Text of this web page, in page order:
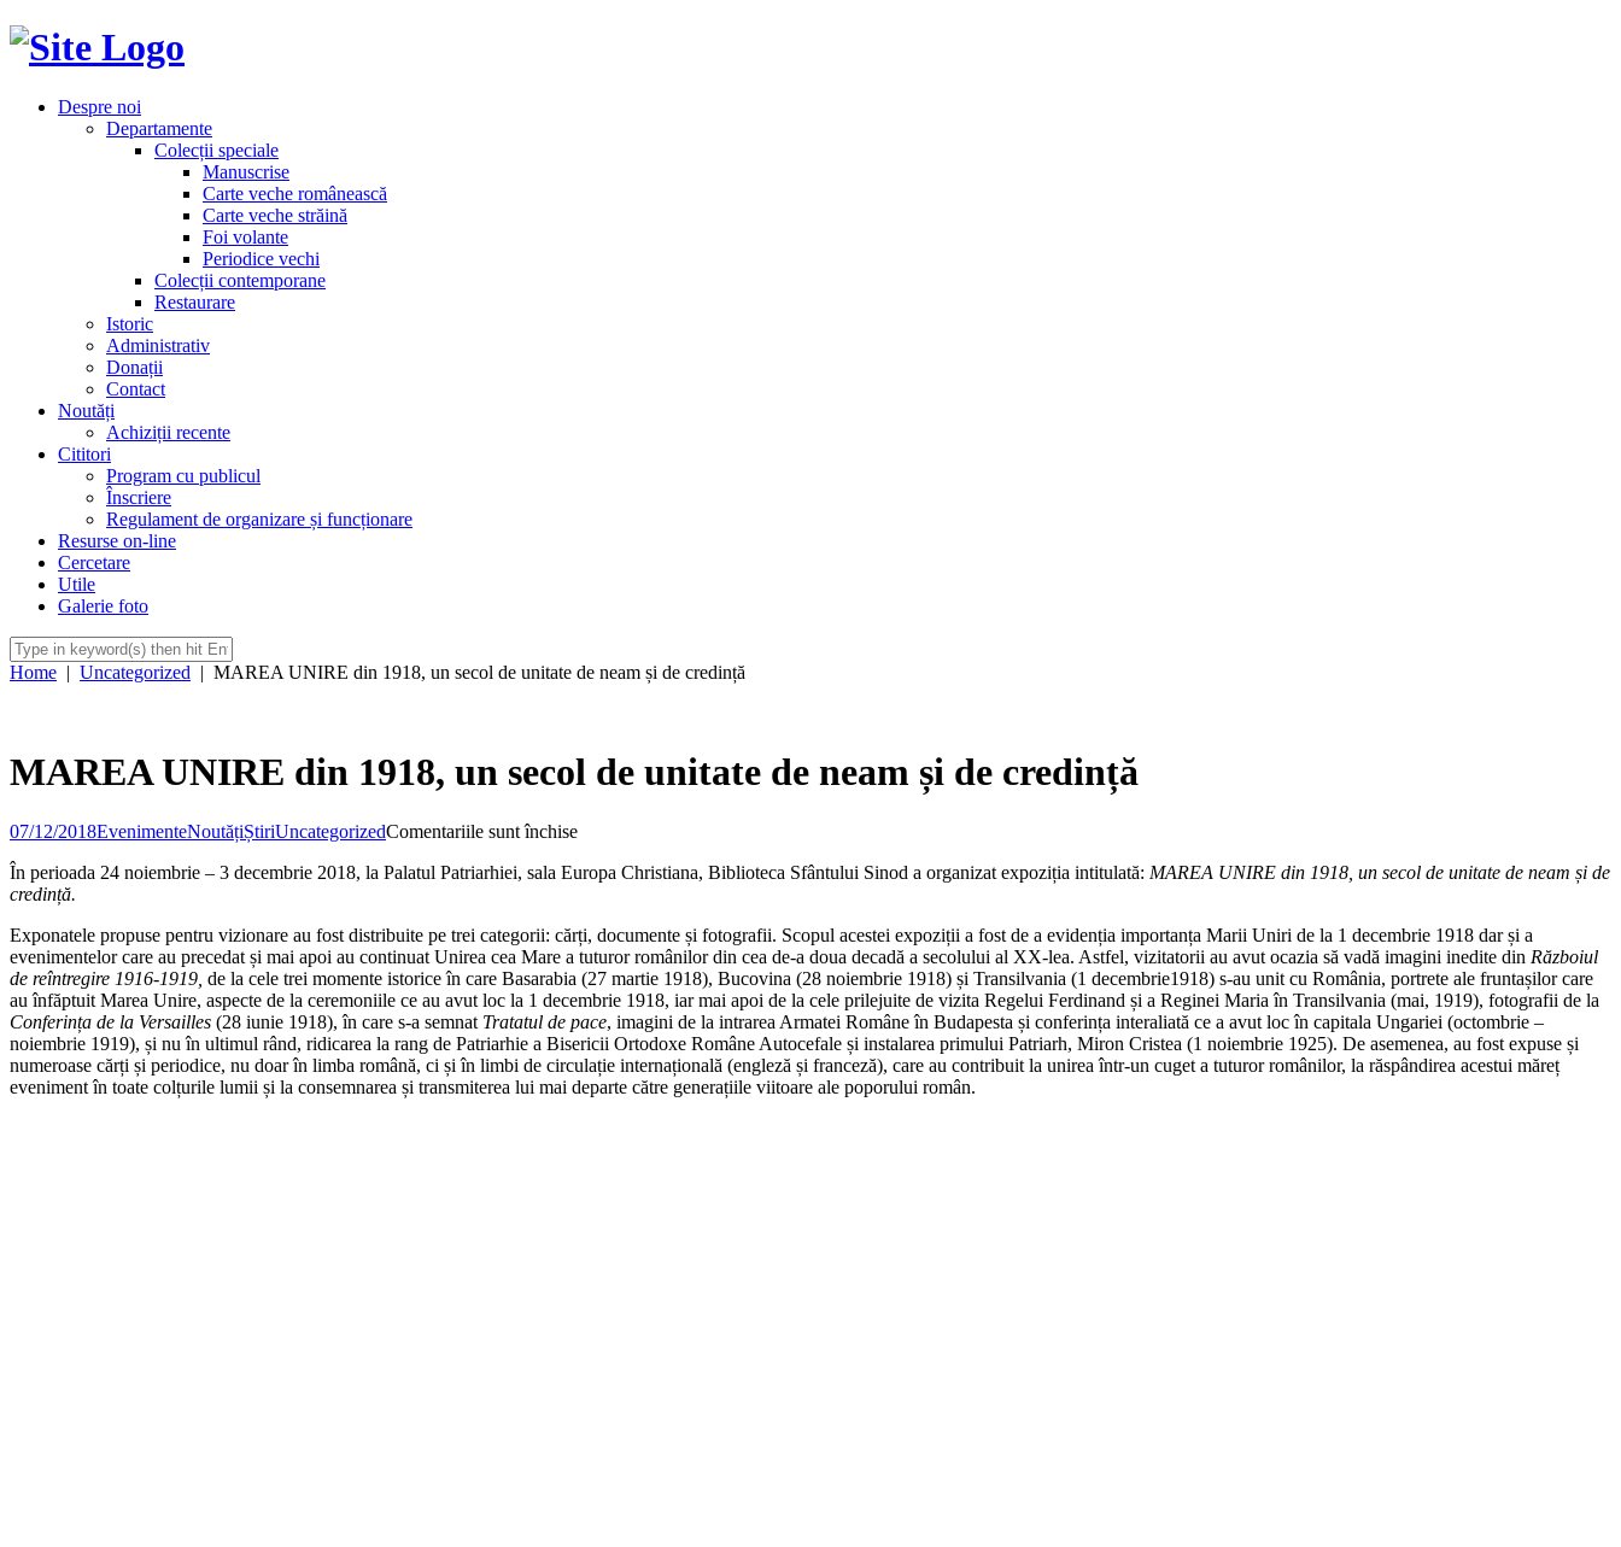
Despre noi
Departamente
Colecții speciale
Manuscrise
Carte veche românească
Carte veche străină
Foi volante
Periodice vechi
Colecții contemporane
Restaurare
Istoric
Administrativ
Donații
Contact
Noutăți
Achiziții recente
Cititori
Program cu publicul
Înscriere
Regulament de organizare și funcționare
Resurse on-line
Cercetare
Utile
Galerie foto
Home | Uncategorized | MAREA UNIRE din 1918, un secol de unitate de neam și de credință
MAREA UNIRE din 1918, un secol de unitate de neam și de credință
07/12/2018EvenimenteNoutățiȘtiriUncategorizedComentariile sunt închisepentru
UNIRE
un
secol
de
unitate
de
neam
și
de
În perioada 24 noiembrie – 3 decembrie 2018, la Palatul Patriarhiei, sala Europa Christiana, Biblioteca Sfântului Sinod a organizat expoziția intitulată: MAREA UNIRE din 1918, un secol de unitate de neam și de
credință.
Exponatele propuse pentru vizionare au fost distribuite pe trei categorii: cărți, documente și fotografii. Scopul acestei expoziții a fost de a evidenția importanța Marii Uniri de la 1 decembrie 1918 dar și a
evenimentelor care au precedat și mai apoi au continuat Unirea cea Mare a tuturor românilor din cea de-a doua decadă a secolului al XX-lea. Astfel, vizitatorii au avut ocazia să vadă imagini inedite din Războiul
de reîntregire 1916-1919, de la cele trei momente istorice în care Basarabia (27 martie 1918), Bucovina (28 noiembrie 1918) și Transilvania (1 decembrie1918) s-au unit cu România, portrete ale fruntașilor care
au înfăptuit Marea Unire, aspecte de la ceremoniile ce au avut loc la 1 decembrie 1918, iar mai apoi de la cele prilejuite de vizita Regelui Ferdinand și a Reginei Maria în Transilvania (mai, 1919), fotografii de la
Conferința de la Versailles (28 iunie 1918), în care s-a semnat Tratatul de pace, imagini de la intrarea Armatei Române în Budapesta și conferința interaliată ce a avut loc în capitala Ungariei (octombrie –
noiembrie 1919), și nu în ultimul rând, ridicarea la rang de Patriarhie a Bisericii Ortodoxe Române Autocefale și instalarea primului Patriarh, Miron Cristea (1 noiembrie 1925). De asemenea, au fost expuse și
numeroase cărți și periodice, nu doar în limba română, ci și în limbi de circulație internațională (engleză și franceză), care au contribuit la unirea într-un cuget a tuturor românilor, la răspândirea acestui măreț
eveniment în toate colțurile lumii și la consemnarea și transmiterea lui mai departe către generațiile viitoare ale poporului român.